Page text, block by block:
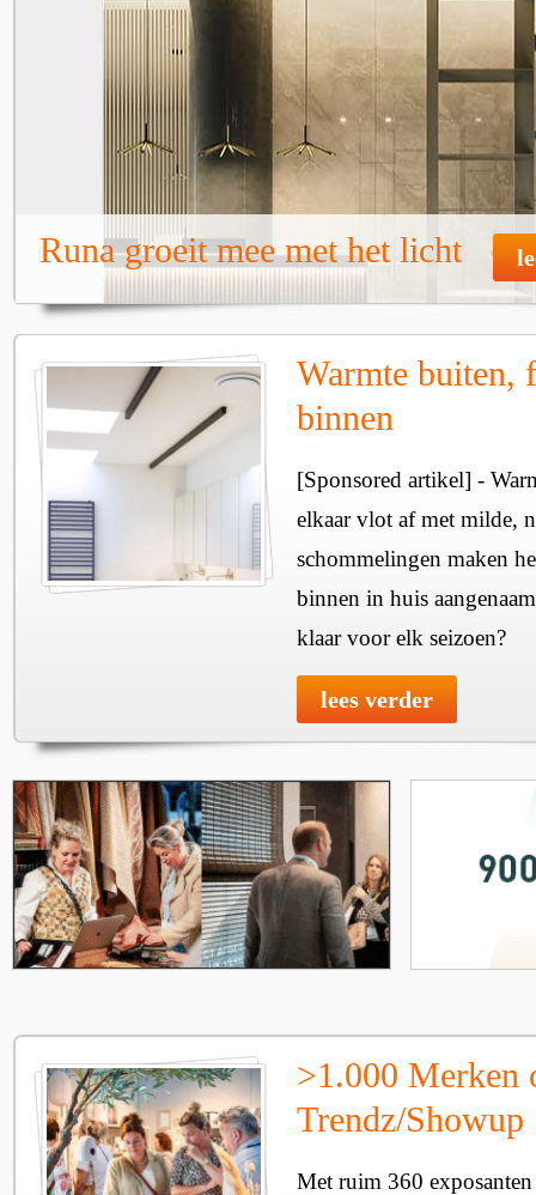
Runa groeit mee met het licht
Warmte buiten,
binnen
[Sponsored artikel] -
elkaar vlot af met milde,
schommelingen maken
binnen in huis
klaar voor elk seizoen?
lees verder
>1.000 Merken
Trendz/Showup
Met ruim 360